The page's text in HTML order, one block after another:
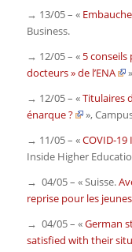
→ 13/05 – «
Business.
→ 12/05 – « 5 conseils
docteurs » de l’ENA
→ 12/05 – «Titulaires
énarque ?
»,
→ 11/05 – «COVID-
Inside Higher
→ 04/05 – « Suisse.
reprise pour les
→ 04/05 – «German
satisfied with their